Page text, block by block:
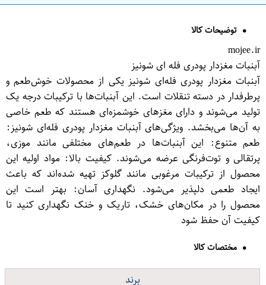
توضیحات کالا
mojee.ir
آبنبات مغزدار پودری فله ای شونیز
آبنبات مغزدار پودری فله‌ای شونیز یکی از محصولات خوش‌طعم و
پرطرفدار در دسته تنقلات است. این آبنبات‌ها با ترکیبات درجه یک
تولید می‌شوند و دارای مغزهای خوشمزه‌ای هستند که طعم خاصی
به آن‌ها می‌بخشد. ویژگی‌های آبنبات مغزدار پودری فله‌ای شونیز:
طعم متنوع: این آبنبات‌ها در طعم‌های مختلفی مانند موزی،
پرتقالی و توت‌فرنگی عرضه می‌شوند. کیفیت بالا: مواد اولیه این
محصول از ترکیبات مرغوبی مانند گلوکز تهیه شده‌اند که باعث
ایجاد طعمی دلپذیر می‌شود. نگهداری آسان: بهتر است این
محصول را در مکان‌های خشک، تاریک و خنک نگهداری کنید تا
کیفیت آن حفظ شود
مختصات کالا
برند